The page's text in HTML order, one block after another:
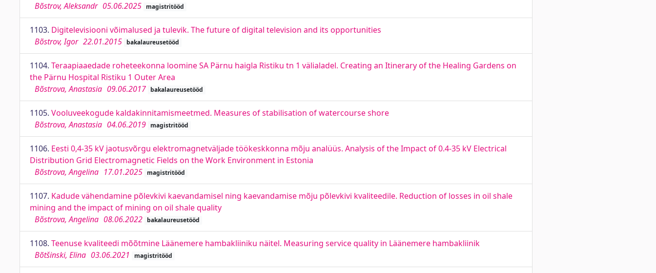
Bõstrov, Aleksandr 05.06.2025 magistritööd
1103. Digitelevisiooni võimalused ja tulevik. The future of digital television and its opportunities
Bõstrov, Igor 22.01.2015 bakalaureusetööd
1104. Teraapiaaedade roheteekonna loomine SA Pärnu haigla Ristiku tn 1 välialadel. Creating an Itinerary of the Healing Gardens on
the Pärnu Hospital Ristiku 1 Outer Area
Bõstrova, Anastasia 09.06.2017 bakalaureusetööd
1105. Vooluveekogude kaldakinnitamismeetmed. Measures of stabilisation of watercourse shore
Bõstrova, Anastasia 04.06.2019 magistritööd
1106. Eesti 0,4-35 kV jaotusvõrgu elektromagnetväljade töökeskkonna mõju analüüs. Analysis of the Impact of 0.4-35 kV Electrical
Distribution Grid Electromagnetic Fields on the Work Environment in Estonia
Bõstrova, Angelina 17.01.2025 magistritööd
1107. Kadude vähendamine põlevkivi kaevandamisel ning kaevandamise mõju põlevkivi kvaliteedile. Reduction of losses in oil shale
mining and the impact of mining on oil shale quality
Bõstrova, Angelina 08.06.2022 bakalaureusetööd
1108. Teenuse kvaliteedi mõõtmine Läänemere hambakliiniku näitel. Measuring service quality in Läänemere hambakliinik
Bõtšinski, Elina 03.06.2021 magistritööd